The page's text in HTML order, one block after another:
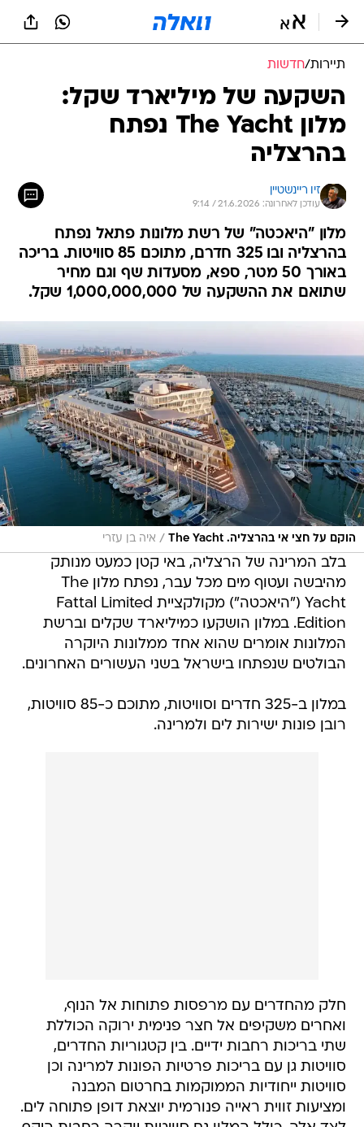
תיירות/חדשות
השקעה של מיליארד שקל:
מלון The Yacht נפתח
בהרצליה
זיו ריינשטיין
עודכן לאחרונה: 21.6.2026 / 9:14
מלון "היאכטה" של רשת מלונות פתאל נפתח
בהרצליה ובו 325 חדרם, מתוכם 85 סוויטות. בריכה
באורך 50 מטר, ספא, מסעדות שף וגם מחיר
שתואם את ההשקעה של 1,000,000,000 שקל.
הוקם על חצי אי בהרצליה. The Yacht / איה בן עזרי
בלב המרינה של הרצליה, באי קטן כמעט מנותק
מהיבשה ועטוף מים מכל עבר, נפתח מלון The
Yacht ("היאכטה") מקולקציית Fattal Limited
Edition. במלון הושקעו כמיליארד שקלים וברשת
המלונות אומרים שהוא אחד ממלונות היוקרה
הבולטים שנפתחו בישראל בשני העשורים האחרונים.
במלון ב-325 חדרים וסוויטות, מתוכם כ-85 סוויטות,
רובן פונות ישירות לים ולמרינה.
חלק מהחדרים עם מרפסות פתוחות אל הנוף,
ואחרים משקיפים אל חצר פנימית ירוקה הכוללת
שתי בריכות רחבות ידיים. בין קטגוריות החדרים,
סוויטות גן עם בריכות פרטיות הפונות למרינה וכן
סוויטות ייחודיות הממוקמות בחרטום המבנה
ומציעות זווית ראייה פנורמית יוצאת דופן פתוחה לים.